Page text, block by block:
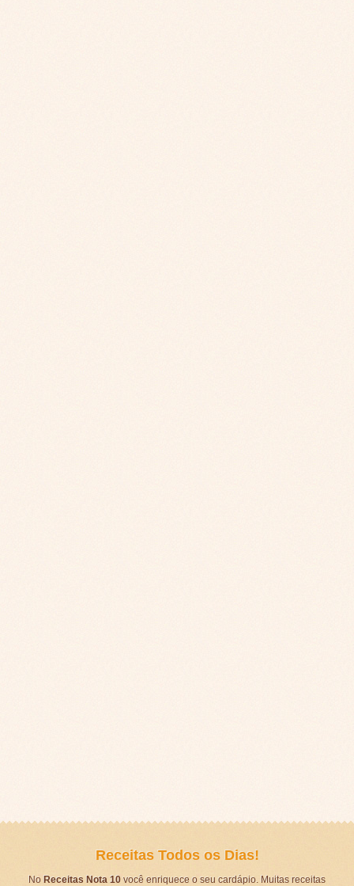
Receitas Todos os Dias!
No Receitas Nota 10você enriquece o seu cardápio. Muitas receitas